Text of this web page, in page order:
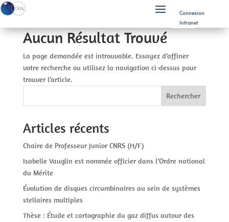
Connexion
Intranet
Aucun Résultat Trouvé
La page demandée est introuvable. Essayez d’affiner
votre recherche ou utilisez la navigation ci-dessus pour
trouver l’article.
Rechercher
Articles récents
Chaire de Professeur Junior CNRS (H/F)
Isabelle Vauglin est nommée officier dans l’Ordre national
du Mérite
Évolution de disques circumbinaires au sein de systèmes
stellaires multiples
Thèse : Étude et cartographie du gaz diffus autour des